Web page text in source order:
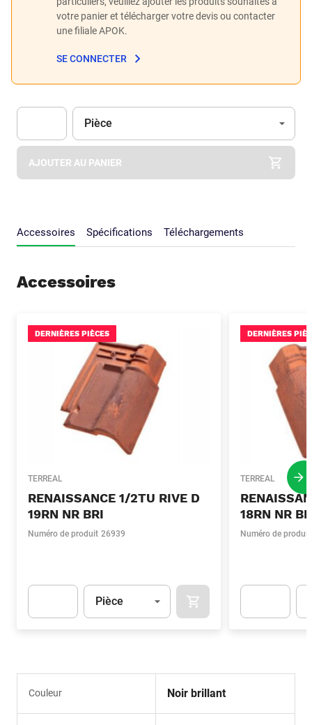
votre panier et télécharger votre devis ou contacter
une filiale APOK.
SE CONNECTER
Apok.Product.Detail.AddToCart.Quantity (Optionnel)
Unité
Pièce
AJOUTER AU PANIER
Accessoires Spécifications Téléchargements
Accessoires
DERNIÈRES PIÈCES
TERREAL
RENAISSANCE 1/2TU RIVE D
19RN NR BRI
Numéro de produit 26939
Unité
Pièce AJOUTER AU PANIER
DERNIÈRES
TERREAL
18RN NR
Numéro de produit
Couleur Noir brillant